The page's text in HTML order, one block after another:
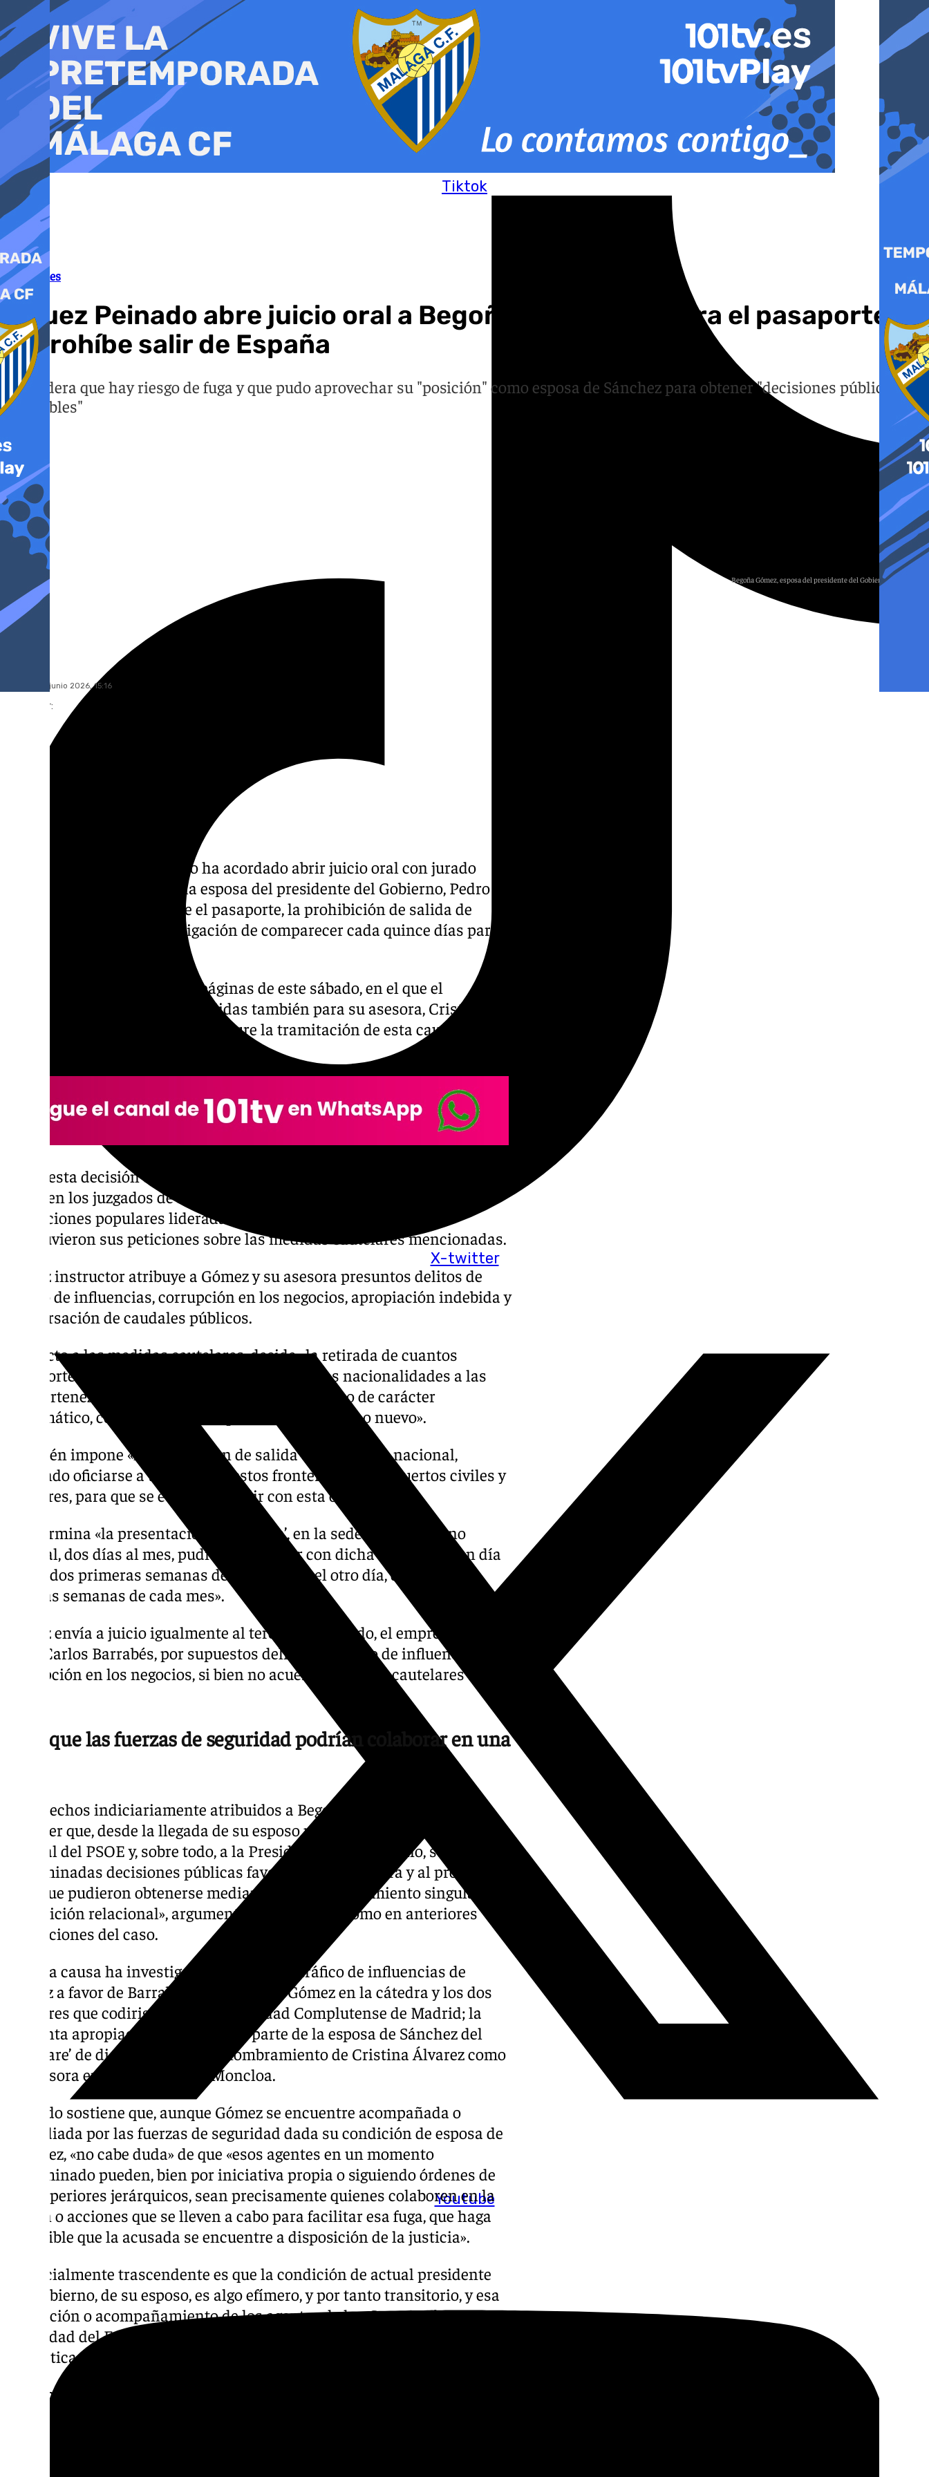
al
contenido
Tiktok
X-twitter
Youtube
Tribunales
El juez Peinado abre juicio oral a Begoña Gómez, le retira el pasaporte y
le prohíbe salir de España
Considera que hay riesgo de fuga y que pudo aprovechar su "posición" como esposa de Sánchez para obtener "decisiones públicas
favorables"
Begoña Gómez, esposa del presidente del Gobierno de España.
sábado, 20 junio 2026, 15:16
Compartir:
El juez Juan Carlos Peinado ha acordado abrir juicio oral con jurado
popular a Begoña Gómez, la esposa del presidente del Gobierno, Pedro
Sánchez, así como retirarle el pasaporte, la prohibición de salida de
territorio nacional y la obligación de comparecer cada quince días para
Así consta en un auto de 84 páginas de este sábado, en el que el
magistrado acuerda estas medidas también para su asesora, Cristina
Álvarez, «durante el tiempo que dure la tramitación de esta causa y hasta
que sea dictada una resolución firme».
Toma esta decisión después de la audiencia preliminar celebrada este
lunes en los juzgados de Plaza de Castilla, una cita en la que las
acusaciones populares lideradas por la organización Hazte Oír
mantuvieron sus peticiones sobre las medidas cautelares mencionadas.
El juez instructor atribuye a Gómez y su asesora presuntos delitos de
tráfico de influencias, corrupción en los negocios, apropiación indebida y
malversación de caudales públicos.
Respecto a las medidas cautelares, decide «la retirada de cuantos
pasaportes pudieran disponer, cualquiera de las nacionalidades a las
que pertenezcan, tanto de carácter ordinario como de carácter
diplomático, con prohibición expresa de expedir uno nuevo».
También impone «la prohibición de salida del territorio nacional,
debiendo oficiarse a todos los puestos fronterizos y aeropuertos civiles y
militares, para que se evite incumplir con esta obligación».
Y determina «la presentación ‘apud acta’, en la sede de este órgano
judicial, dos días al mes, pudiendo cumplir con dicha obligación, un día
de las dos primeras semanas de cada mes, y el otro día, de las dos
últimas semanas de cada mes».
El juez envía a juicio igualmente al tercer investigado, el empresario
Juan Carlos Barrabés, por supuestos delitos de tráfico de influencias y
corrupción en los negocios, si bien no acuerda medidas cautelares sobre
Cree que las fuerzas de seguridad podrían colaborar en una
«Los hechos indiciariamente atribuidos a Begoña Gómez pudieron
suponer que, desde la llegada de su esposo primero a la secretaría
general del PSOE y, sobre todo, a la Presidencia del Gobierno, se tomaron
determinadas decisiones públicas favorables a la cátedra y al proyecto
TSC, que pudieron obtenerse mediante un aprovechamiento singular de
su posición relacional», argumenta el instructor, como en anteriores
resoluciones del caso.
En esta causa ha investigado un presunto tráfico de influencias de
Gómez a favor de Barrabés; la gestión de Gómez en la cátedra y los dos
másteres que codirigía en la Universidad Complutense de Madrid; la
presunta apropiación indebida por parte de la esposa de Sánchez del
‘software’ de dicha cátedra, y el nombramiento de Cristina Álvarez como
su asesora en el Palacio de la Moncloa.
Peinado sostiene que, aunque Gómez se encuentre acompañada o
custodiada por las fuerzas de seguridad dada su condición de esposa de
Sánchez, «no cabe duda» de que «esos agentes en un momento
determinado pueden, bien por iniciativa propia o siguiendo órdenes de
sus superiores jerárquicos, sean precisamente quienes colaboren en la
acción o acciones que se lleven a cabo para facilitar esa fuga, que haga
imposible que la acusada se encuentre a disposición de la justicia».
«Especialmente trascendente es que la condición de actual presidente
del Gobierno, de su esposo, es algo efímero, y por tanto transitorio, y esa
protección o acompañamiento de los agentes de los Cuerpos de
Seguridad del Estado desaparecería, lo que facilitaría, aún más, esa
hipotética fuga», apostilla.
En la misma línea apunta a su asesora, señalando que «ha venido